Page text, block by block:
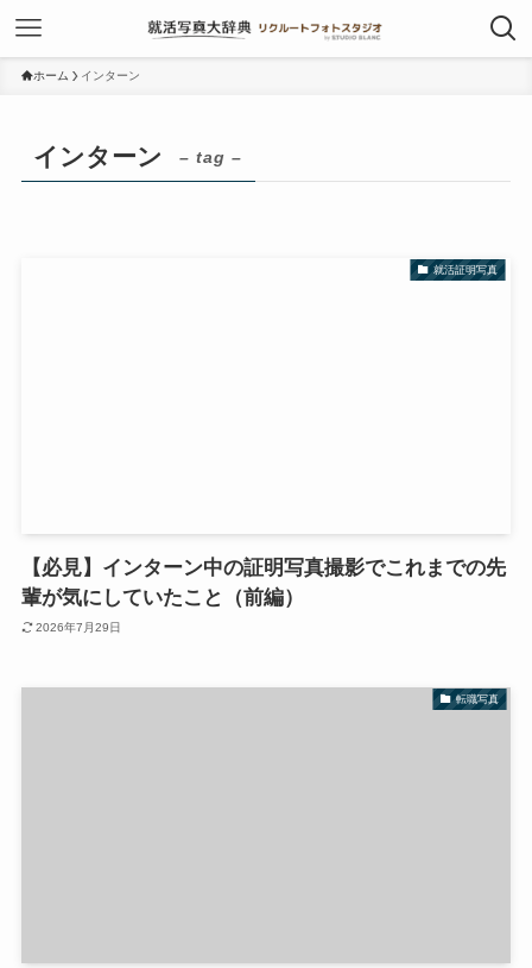
ホーム インターン
インターン – tag –
就活証明写真
【必見】インターン中の証明写真撮影でこれまでの先
輩が気にしていたこと（前編）
2026年7月29日
転職写真